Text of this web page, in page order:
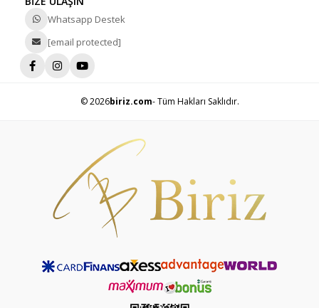
Whatsapp Destek
[email protected]
© 2026biriz.com- Tüm Hakları Saklıdır.